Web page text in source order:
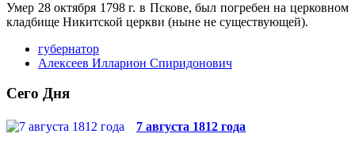
Умер 28 октября 1798 г. в Пскове, был погребен на церковном
кладбище Никитской церкви (ныне не существующей).
губернатор
Алексеев Илларион Спиридонович
Сего Дня
7 августа 1812 года